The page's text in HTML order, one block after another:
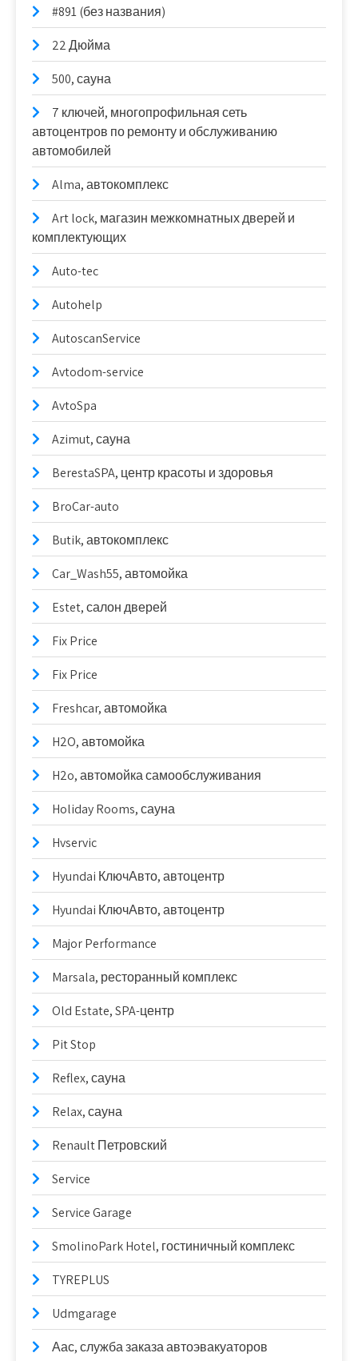
#891 (без названия)
22 Дюйма
500, сауна
7 ключей, многопрофильная сеть
автоцентров по ремонту и обслуживанию
автомобилей
Alma, автокомплекс
Art lock, магазин межкомнатных дверей и
комплектующих
Auto-tec
Autohelp
AutoscanService
Avtodom-service
AvtoSpa
Azimut, сауна
BerestaSPA, центр красоты и здоровья
BroCar-auto
Butik, автокомплекс
Car_Wash55, автомойка
Estet, салон дверей
Fix Price
Fix Price
Freshcar, автомойка
H2O, автомойка
H2o, автомойка самообслуживания
Holiday Rooms, сауна
Hvservic
Hyundai КлючАвто, автоцентр
Hyundai КлючАвто, автоцентр
Major Performance
Marsala, ресторанный комплекс
Old Estate, SPA-центр
Pit Stop
Reflex, сауна
Relax, сауна
Renault Петровский
Service
Service Garage
SmolinoPark Hotel, гостиничный комплекс
TYREPLUS
Udmgarage
Аас, служба заказа автоэвакуаторов